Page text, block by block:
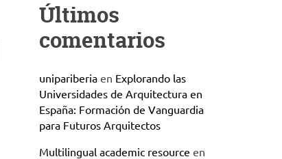
Últimos
comentarios
unipariberiaen Explorando las
Universidades de Arquitectura en
España: Formación de Vanguardia
para Futuros Arquitectos
Multilingual academic resource en